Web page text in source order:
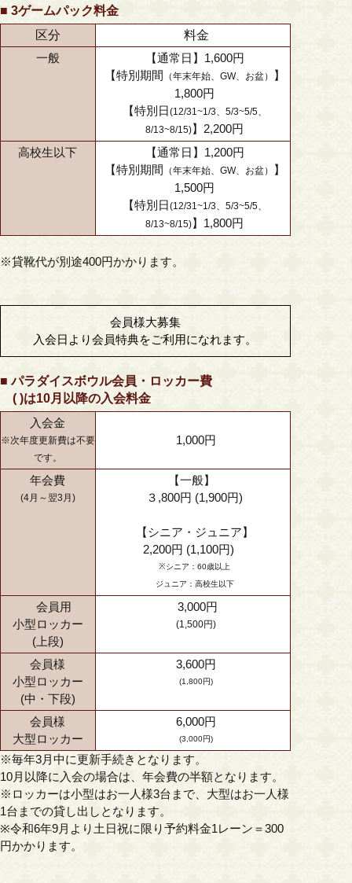
■ 3ゲームパック料金
区分
料金
一般
【通常日】1,600円
【特別期間 （年末年始、GW、お盆）
】
1,800円
【特別日(12/31~1/3、5/3~5/5、
8/13~8/15)】2,200円
高校生以下
【通常日】1,200円
【特別期間 （年末年始、GW、お盆）
】
1,500円
【特別日(12/31~1/3、5/3~5/5、
8/13~8/15)】1,800円
※貸靴代が別途400円かかります。
会員様大募集
入会日より会員特典をご利用になれます。
■ パラダイスボウル会員・ロッカー費
( )は10月以降の入会料金
入会金
※次年度更新費は不要
です。
1,000円
年会費
(4月～翌3月)
【一般】
３,800円 (1,900円)
【シニア・ジュニア】
2,200円 (1,100円)
※シニア：60歳以上
ジュニア：高校生以下
会員用
小型ロッカー
(上段)
3,000円
(1,500円)
会員様
小型ロッカー
(中・下段)
3,600円
(1,800円)
会員様
大型ロッカー
6,000円
(3,000円)
※毎年3月中に更新手続きとなります。
10月以降に入会の場合は、年会費の半額となります。
※ロッカーは小型はお一人様3台まで、大型はお一人様
1台までの貸し出しとなります。
※令和6年9月より土日祝に限り予約料金1レーン＝300
円かかります。